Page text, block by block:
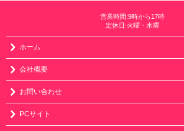
営業時間:9時から17時
定休日:火曜・水曜
ホーム
会社概要
お問い合わせ
PCサイト